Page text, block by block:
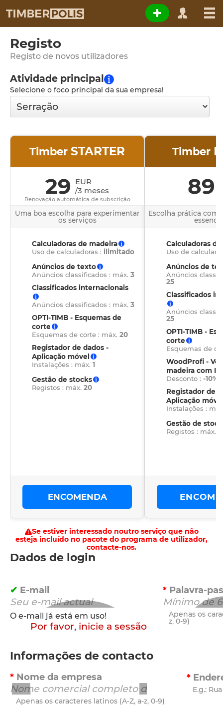
Registo
Registo de novos utilizadores
Atividade principal
Selecione o foco principal da sua empresa!
Timber STARTER
29 EUR
/3 meses
Renovação automática de subscrição
Uma boa escolha para experimentar
os serviços
Calculadoras de madeira
Uso de calculadoras : ilimitado
Anúncios de texto
Anúncios classificados : máx. 3
Classificados internacionais
Anúncios classificados : máx. 3
OPTI-TIMB - Esquemas de
corte
Esquemas de corte : máx. 20
Registador de dados -
Aplicação móvel
Instalações : máx. 1
Gestão de stocks
Registos : máx. 20
ENCOMENDA
Timber
89
Escolha prática com
Calculadoras
Uso de
Anúncios de
Anúncios
25
Classificados
Anúncios
25
OPTI-TIMB -
corte
Esquemas de
WoodProfi -
madeira com IA
Desconto : -10%
Registador de
Aplicação
Instalações :
Gestão de
Registos : máx.
Se estiver interessado noutro serviço que não
esteja incluído no pacote do programa de utilizador,
contacte-nos.
Dados de login
E-mail
O e-mail já está em uso!
Por favor, inicie a sessão
Palavra-
Apenas os
z, 0-9)
Informações de contacto
Nome da empresa
Apenas os caracteres latinos (A-Z, a-z, 0-9)
E.g.: